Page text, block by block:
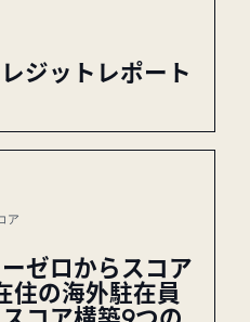
ジットレポート
ア
ゼロからスコア
住の海外駐在員